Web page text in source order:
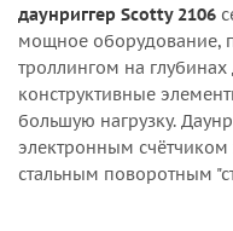
даунриггер Scotty 2106
мощное оборудование,
троллингом на
конструктивные
большую нагрузку.
электронным счётчиком
стальным поворотным